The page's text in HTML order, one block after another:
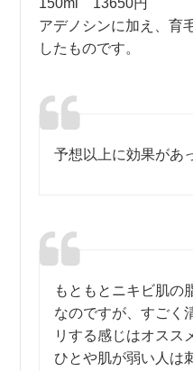
アデノシンに加え、育
したものです。
予想以上に効果があ
もともとニキビ肌の
なのですが、すごく
リする感じはオスス
ひとや肌が弱い人は